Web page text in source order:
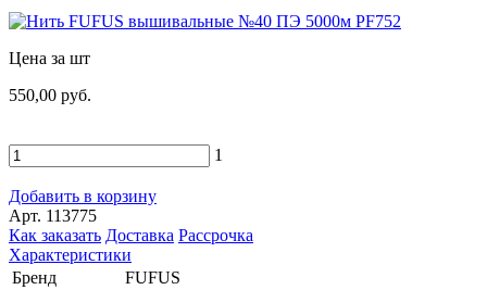
Цена за шт
550,00 руб.
1
Добавить в корзину
Арт. 113775
Как заказать Доставка Рассрочка
Характеристики
Бренд
FUFUS